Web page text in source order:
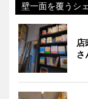
壁一面を覆うシ
店
さ